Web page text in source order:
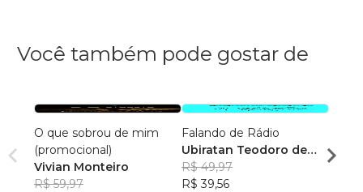
Você também pode gostar de
O que sobrou de mim
(promocional)
Vivian Monteiro
R$ 59,97
Falando de Rádio
Ubiratan Teodoro de
Souza
R$ 49,97
R$ 39,56
Há